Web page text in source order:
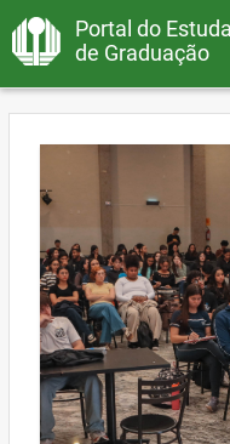
Portal do
de Graduação